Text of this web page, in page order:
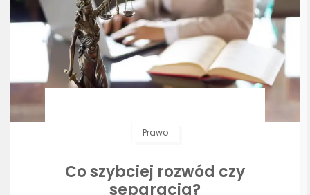
Prawo
Co szybciej rozwód czy
separacja?